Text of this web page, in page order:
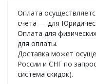
Оплата
счета — для
Оплата для
для оплаты.
Доставка может
России и СНГ по
система скидок).